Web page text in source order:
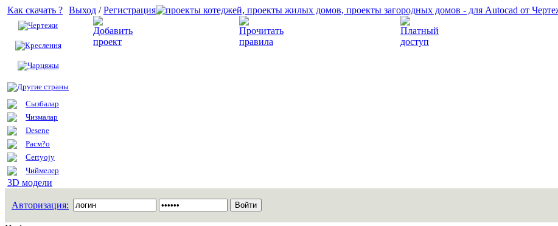
Как скачать ?
Чертежи
Креслення
Чарцяжы
Другие страны
Сызбалар
Чизмалар
Desene
Расм?о
Certyojy
Чиймелер
3D модели
Выход /Регистрация
Авторизация: